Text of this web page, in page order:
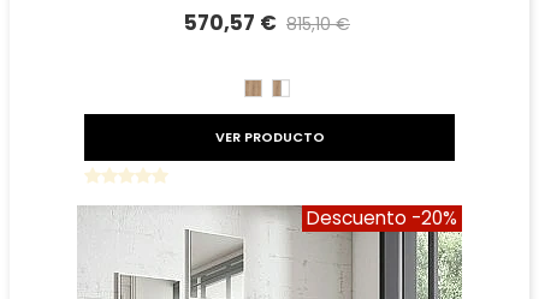
570,57 € 815,10 €
ROBLEROBLE
VER PRODUCTO
Descuento -20%